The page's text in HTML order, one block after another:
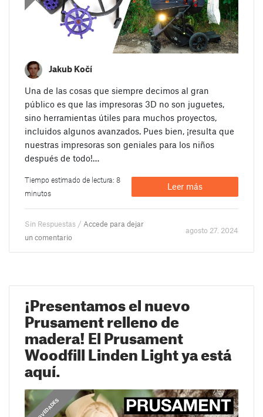
Jakub Kočí
Una de las cosas que siempre decimos al gran
público es que las impresoras 3D no son juguetes,
sino herramientas útiles para muchos proyectos,
incluidos algunos avanzados. Pues bien, ¡resulta que
nuestras impresoras son geniales para los niños
después de todo!…
Tiempo estimado de lectura: 8
minutos
Leer más
Sin Respuestas / Accede para dejar
un comentario
agosto 27. 2024
¡Presentamos el nuevo
Prusament relleno de
madera! El Prusament
Woodfill Linden Light ya está
aquí.
COMUNICADOS
GUÍAS
NOVEDADES